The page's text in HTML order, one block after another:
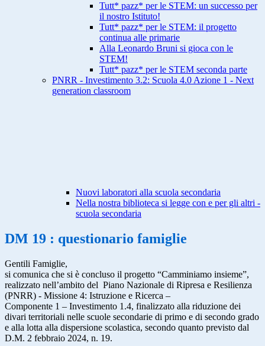
Tutt* pazz* per le STEM: un successo per
il nostro Istituto!
Tutt* pazz* per le STEM: il progetto
continua alle primarie
Alla Leonardo Bruni si gioca con le
STEM!
Tutt* pazz* per le STEM seconda parte
PNRR - Investimento 3.2: Scuola 4.0 Azione 1 - Next
generation classroom
Nuovi laboratori alla scuola secondaria
Nella nostra biblioteca si legge con e per gli altri -
scuola secondaria
DM 19 : questionario famiglie
Gentili Famiglie,
si comunica che si è concluso il progetto “Camminiamo insieme”,
realizzato nell’ambito del Piano Nazionale di Ripresa e Resilienza
(PNRR) - Missione 4: Istruzione e Ricerca –
Componente 1 – Investimento 1.4, finalizzato alla riduzione dei
divari territoriali nelle scuole secondarie di primo e di secondo grado
e alla lotta alla dispersione scolastica, secondo quanto previsto dal
D.M. 2 febbraio 2024, n. 19.